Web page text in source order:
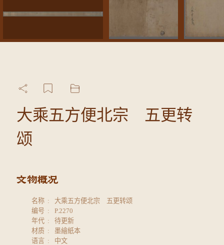
大乘五方便北宗 五更转
颂
名称
大乘五方便北宗 五更转颂
编号
P.2270
年代
待更新
材质
墨繪紙本
语言
中文